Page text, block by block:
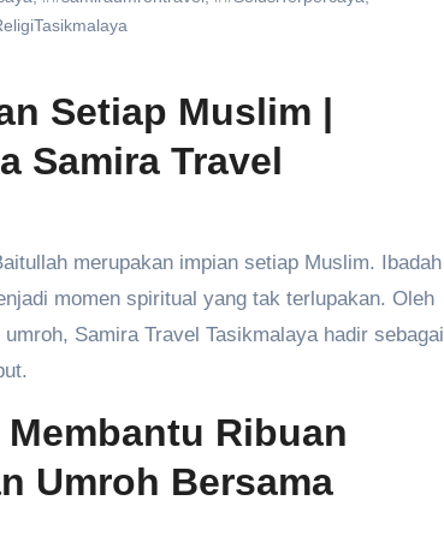
Setiap Muslim |
Samira Travel
momen spiritual yang tak terlupakan. Oleh
Samira Travel Tasikmalaya hadir sebagai
Ribuan
Umroh Bersama